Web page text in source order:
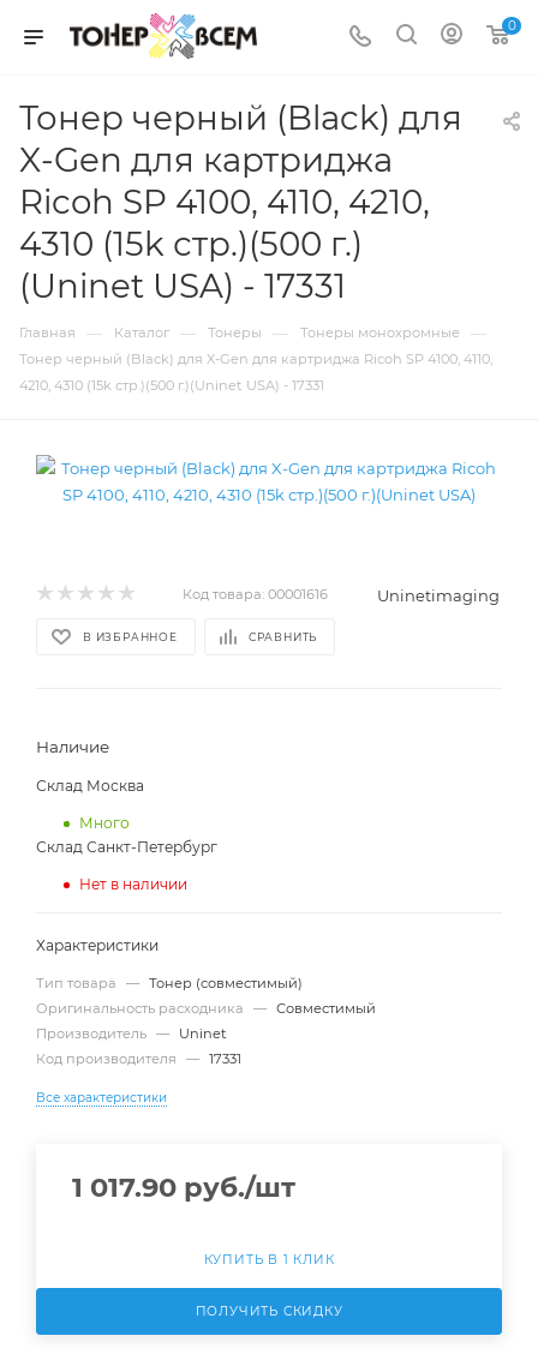
0
Тонер черный (Black) для
X-Gen для картриджа
Ricoh SP 4100, 4110, 4210,
4310 (15k стр.)(500 г.)
(Uninet USA) - 17331
Главная — Каталог — Тонеры — Тонеры монохромные —
Тонер черный (Black) для X-Gen для картриджа Ricoh SP 4100, 4110,
4210, 4310 (15k стр.)(500 г.)(Uninet USA) - 17331
Код товара: 00001616 Uninetimaging
В ИЗБРАННОЕ СРАВНИТЬ
Наличие
Склад Москва
Много
Склад Санкт-Петербург
Нет в наличии
Характеристики
Тип товара — Тонер (совместимый)
Оригинальность расходника
— Совместимый
Производитель —
Uninet
Код производителя
— 17331
Все характеристики
1 017.90 руб./шт
КУПИТЬ В 1 КЛИК
ПОЛУЧИТЬ СКИДКУ